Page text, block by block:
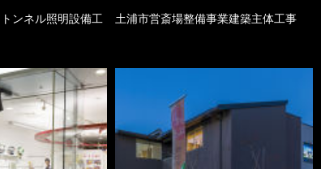
ンネル照明設備工
土浦市営斎場整備事業建築主体工事